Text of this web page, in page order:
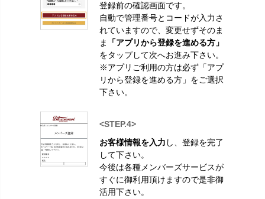
登録前の確認画面です。
自動で管理番号とコードが入力さ
れていますので、変更せずそのま
ま
「アプリから登録を進める方」
をタップして次へお進み下さい。
※アプリご利用の方は必ず「アプ
リから登録を進める方」をご選択
下さい。
<STEP.4>
お客様情報を入力 し、登録を完了
して下さい。
今後は各種メンバーズサービスが
すぐに御利用頂けますので是非御
活用下さい。